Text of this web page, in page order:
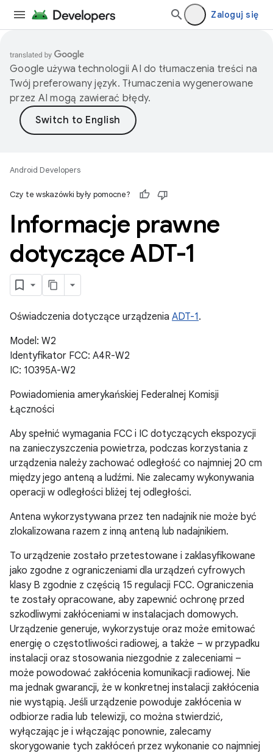
Zaloguj się
Google używa technologii AI do tłumaczenia treści na
Twój preferowany język. Tłumaczenia wygenerowane
przez AI mogą zawierać błędy.
Android Developers
Czy te wskazówki były pomocne?
Informacje prawne
dotyczące ADT-1
Oświadczenia dotyczące urządzenia ADT-1.
Model: W2
Identyfikator FCC: A4R-W2
IC: 10395A-W2
Powiadomienia amerykańskiej Federalnej Komisji
Łączności
Aby spełnić wymagania FCC i IC dotyczących ekspozycji
na zanieczyszczenia powietrza, podczas korzystania z
urządzenia należy zachować odległość co najmniej 20 cm
między jego anteną a ludźmi. Nie zalecamy wykonywania
operacji w odległości bliżej tej odległości.
Antena wykorzystywana przez ten nadajnik nie może być
zlokalizowana razem z inną anteną lub nadajnikiem.
To urządzenie zostało przetestowane i zaklasyfikowane
jako zgodne z ograniczeniami dla urządzeń cyfrowych
klasy B zgodnie z częścią 15 regulacji FCC. Ograniczenia
te zostały opracowane, aby zapewnić ochronę przed
szkodliwymi zakłóceniami w instalacjach domowych.
Urządzenie generuje, wykorzystuje oraz może emitować
energię o częstotliwości radiowej, a także – w przypadku
instalacji oraz stosowania niezgodnie z zaleceniami –
może powodować zakłócenia komunikacji radiowej. Nie
ma jednak gwarancji, że w konkretnej instalacji zakłócenia
nie wystąpią. Jeśli urządzenie powoduje zakłócenia w
odbiorze radia lub telewizji, co można stwierdzić,
wyłączając je i włączając ponownie, zalecamy
skorygowanie tych zakłóceń przez wykonanie co najmniej